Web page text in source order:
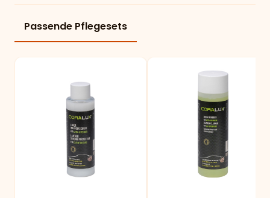
Passende Pflegesets